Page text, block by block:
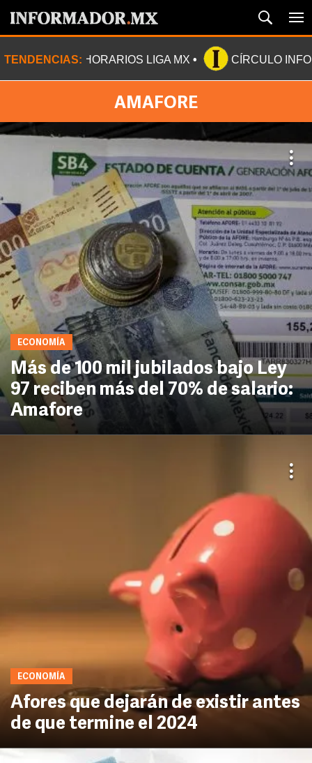
TENDENCIAS: HORARIOS LIGA MX CÍRCULO
AMAFORE
ECONOMÍA
Más de 100 mil jubilados bajo Ley
97 reciben más del 70% de salario:
Amafore
ECONOMÍA
Afores que dejarán de existir antes
de que termine el 2024